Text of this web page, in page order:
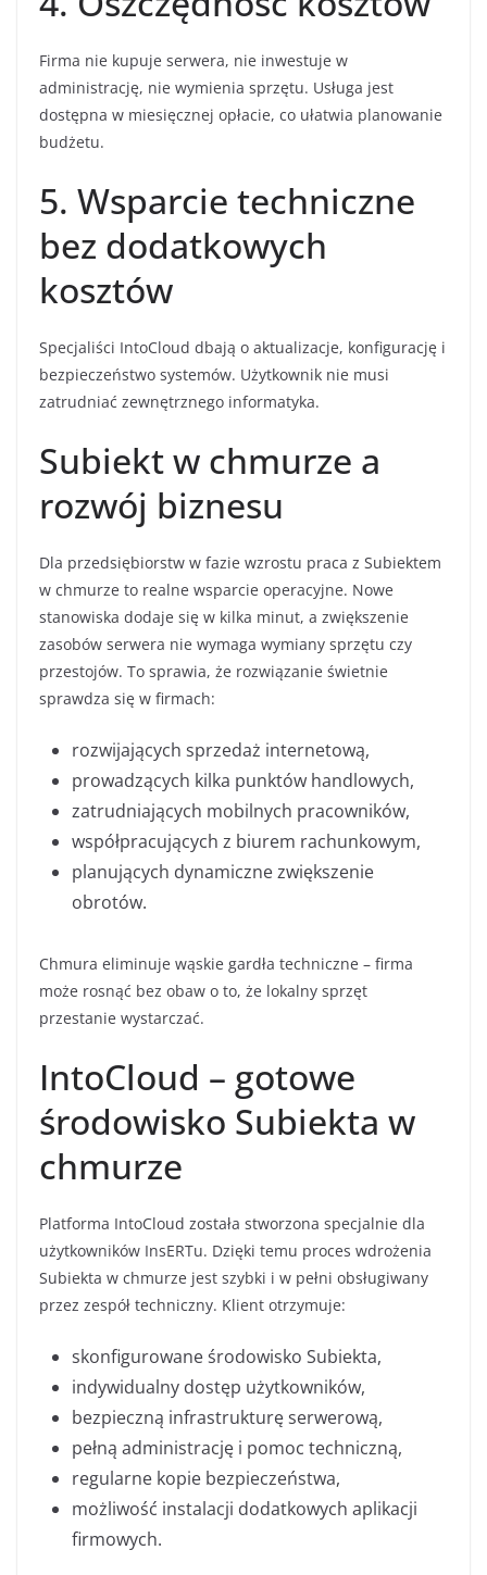
Firma nie kupuje serwera, nie inwestuje w
administrację, nie wymienia sprzętu. Usługa jest
dostępna w miesięcznej opłacie, co ułatwia planowanie
budżetu.
5. Wsparcie techniczne
bez dodatkowych
kosztów
Specjaliści IntoCloud dbają o aktualizacje, konfigurację i
bezpieczeństwo systemów. Użytkownik nie musi
zatrudniać zewnętrznego informatyka.
Subiekt w chmurze a
rozwój biznesu
Dla przedsiębiorstw w fazie wzrostu praca z Subiektem
w chmurze to realne wsparcie operacyjne. Nowe
stanowiska dodaje się w kilka minut, a zwiększenie
zasobów serwera nie wymaga wymiany sprzętu czy
przestojów. To sprawia, że rozwiązanie świetnie
sprawdza się w firmach:
rozwijających sprzedaż internetową,
prowadzących kilka punktów handlowych,
zatrudniających mobilnych pracowników,
współpracujących z biurem rachunkowym,
planujących dynamiczne zwiększenie
obrotów.
Chmura eliminuje wąskie gardła techniczne – firma
może rosnąć bez obaw o to, że lokalny sprzęt
przestanie wystarczać.
IntoCloud – gotowe
środowisko Subiekta w
chmurze
Platforma IntoCloud została stworzona specjalnie dla
użytkowników InsERTu. Dzięki temu proces wdrożenia
Subiekta w chmurze jest szybki i w pełni obsługiwany
przez zespół techniczny. Klient otrzymuje:
skonfigurowane środowisko Subiekta,
indywidualny dostęp użytkowników,
bezpieczną infrastrukturę serwerową,
pełną administrację i pomoc techniczną,
regularne kopie bezpieczeństwa,
możliwość instalacji dodatkowych aplikacji
firmowych.